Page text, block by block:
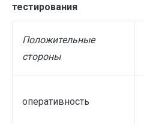
тестирования
Положительные
стороны
оперативность